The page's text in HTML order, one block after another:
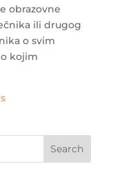
obrazovne
ili drugog
o svim
kojim